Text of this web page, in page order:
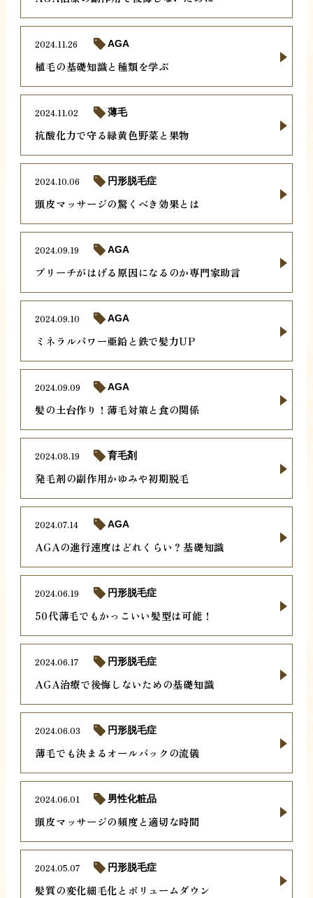
植毛の基礎知識と種類を学ぶ
2024.11.26 AGA
抗酸化力で守る緑黄色野菜と果物
2024.11.02 薄毛
頭皮マッサージの驚くべき効果とは
2024.10.06 円形脱毛症
ブリーチがはげる原因になるのか専門家助言
2024.09.19 AGA
ミネラルパワー亜鉛と鉄で髪力UP
2024.09.10 AGA
髪の土台作り！薄毛対策と食の関係
2024.09.09 AGA
発毛剤の副作用かゆみや初期脱毛
2024.08.19 育毛剤
AGAの進行速度はどれくらい？基礎知識
2024.07.14 AGA
50代薄毛でもかっこいい髪型は可能！
2024.06.19 円形脱毛症
AGA治療で後悔しないための基礎知識
2024.06.17 円形脱毛症
薄毛でも決まるオールバックの流儀
2024.06.03 円形脱毛症
頭皮マッサージの頻度と適切な時間
2024.06.01 男性化粧品
髪質の変化細毛化とボリュームダウン
2024.05.07 円形脱毛症